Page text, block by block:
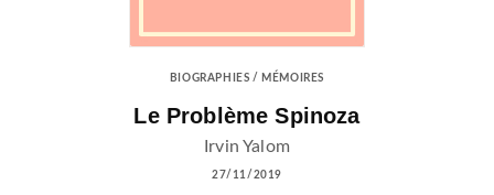
BIOGRAPHIES / MÉMOIRES
Le Problème Spinoza
Irvin Yalom
27/11/2019